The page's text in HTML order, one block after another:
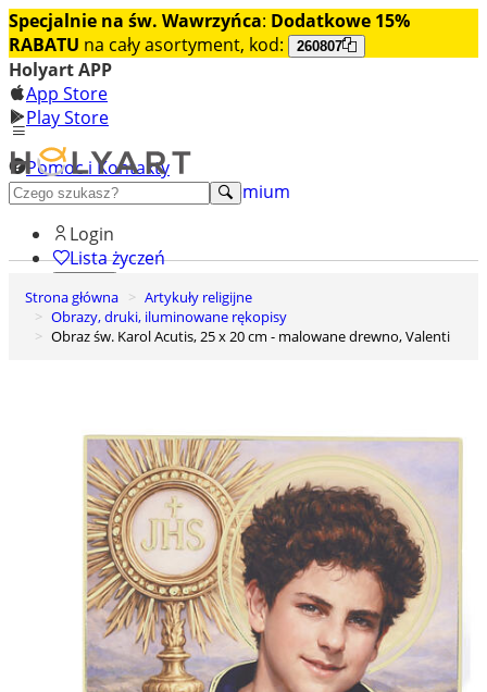
Specjalnie na św. Wawrzyńca: Dodatkowe 15%
RABATU na cały asortyment, kod: 260807
Holyart APP
App Store
Play Store
Pomoc i Kontakty
+48 222 922 860
Odkryj premium
Login
Lista życzeń
0
Koszyk
Strona główna
Artykuły religijne
Obrazy, druki, iluminowane rękopisy
Obraz św. Karol Acutis, 25 x 20 cm - malowane drewno, Valenti